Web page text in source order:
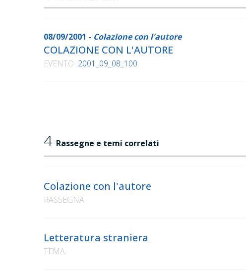
08/09/2001 - Colazione con l'autore
COLAZIONE CON L'AUTORE
EVENTO 2001_09_08_100
4 Rassegne e temi correlati
Colazione con l'autore
RASSEGNA
Letteratura straniera
TEMA